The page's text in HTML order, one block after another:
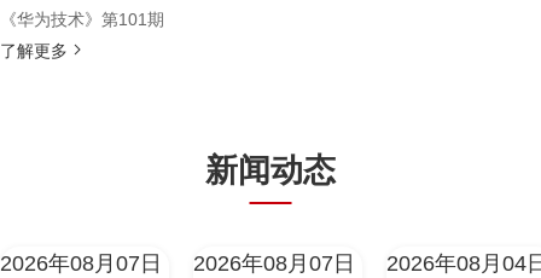
《华为技术》第101期
了解更多
新闻动态
2026年08月07日 2026年08月07日 2026年08月04